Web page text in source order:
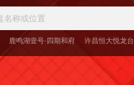
鹿鸣湖壹号·四期和府 许昌恒大悦龙台